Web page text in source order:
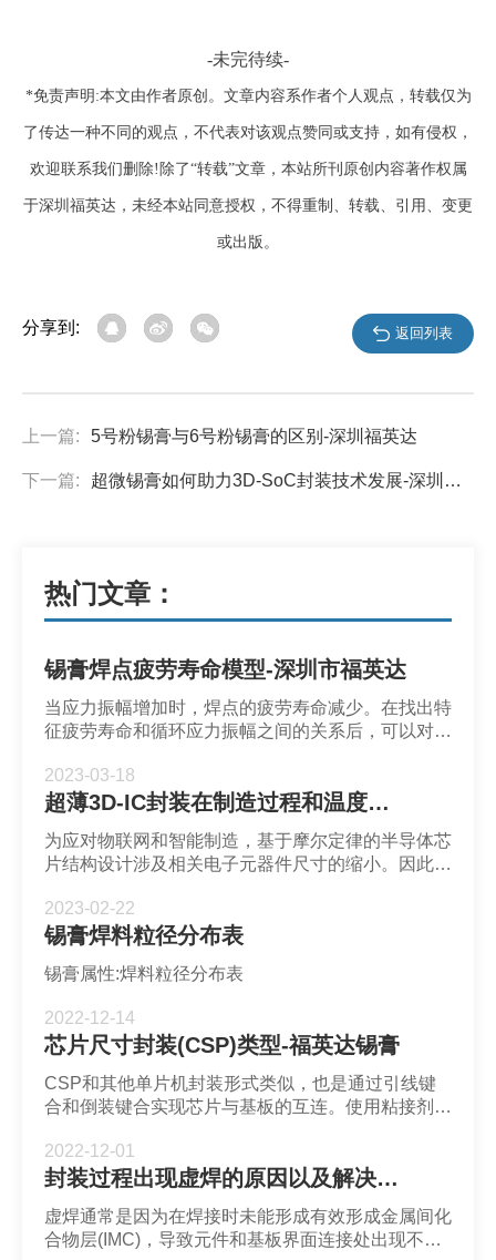
-未完待续-
*免责声明:本文由作者原创。文章内容系作者个人观点，转载仅为
了传达一种不同的观点，不代表对该观点赞同或支持，如有侵权，
欢迎联系我们删除!除了“转载”文章，本站所刊原创内容著作权属
于深圳福英达，未经本站同意授权，不得重制、转载、引用、变更
或出版。
分享到: 返回列表
上一篇: 5号粉锡膏与6号粉锡膏的区别-深圳福英达
下一篇: 超微锡膏如何助力3D-SoC封装技术发展-深圳福英达
热门文章：
锡膏焊点疲劳寿命模型-深圳市福英达
当应力振幅增加时，焊点的疲劳寿命减少。在找出特
征疲劳寿命和循环应力振幅之间的关系后，可以对焊
2023-03-18
超薄3D-IC封装在制造过程和温度循环测试耦合负载影响下的可靠性评估-深圳市福英达
为应对物联网和智能制造，基于摩尔定律的半导体芯
片结构设计涉及相关电子元器件尺寸的缩小。因此，
传统封装框架的瓶颈，现有研究以堆叠方向的三维互
连为主流技术。关键技术是硅通孔 (TSV) 和焊料
关注领域。
2023-02-22
锡膏焊料粒径分布表
锡膏属性:焊料粒径分布表
2022-12-14
芯片尺寸封装(CSP)类型-福英达锡膏
CSP和其他单片机封装形式类似，也是通过引线键
合和倒装键合实现芯片与基板的互连。使用粘接剂将
CSP, 刚性基板CSP，柔性基板CSP和晶圆级CSP。
2022-12-01
封装过程出现虚焊的原因以及解决方法
虚焊通常是因为在焊接时未能形成有效形成金属间化
合物层(IMC)，导致元件和基板界面连接处出现不致